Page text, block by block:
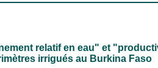
relatif en eau" et
irrigués au Burkina Faso